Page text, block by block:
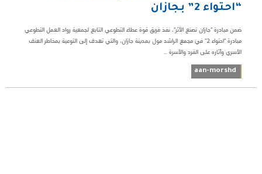
“احتواء 2” بجازان
ضمن مبادرة "جازان تصنع الأثر"، نفذ فريق قوة عطاء التطوعي التابع لجمعية رواد العمل التطوعي
مبادرة "احتواء 2" في مجمع الراشد مول بمدينة جازان، والتي تهدف إلى التوعية بمخاطر العنف
الأسري وآثاره على الفرد والأسرة ...
aan-morshd